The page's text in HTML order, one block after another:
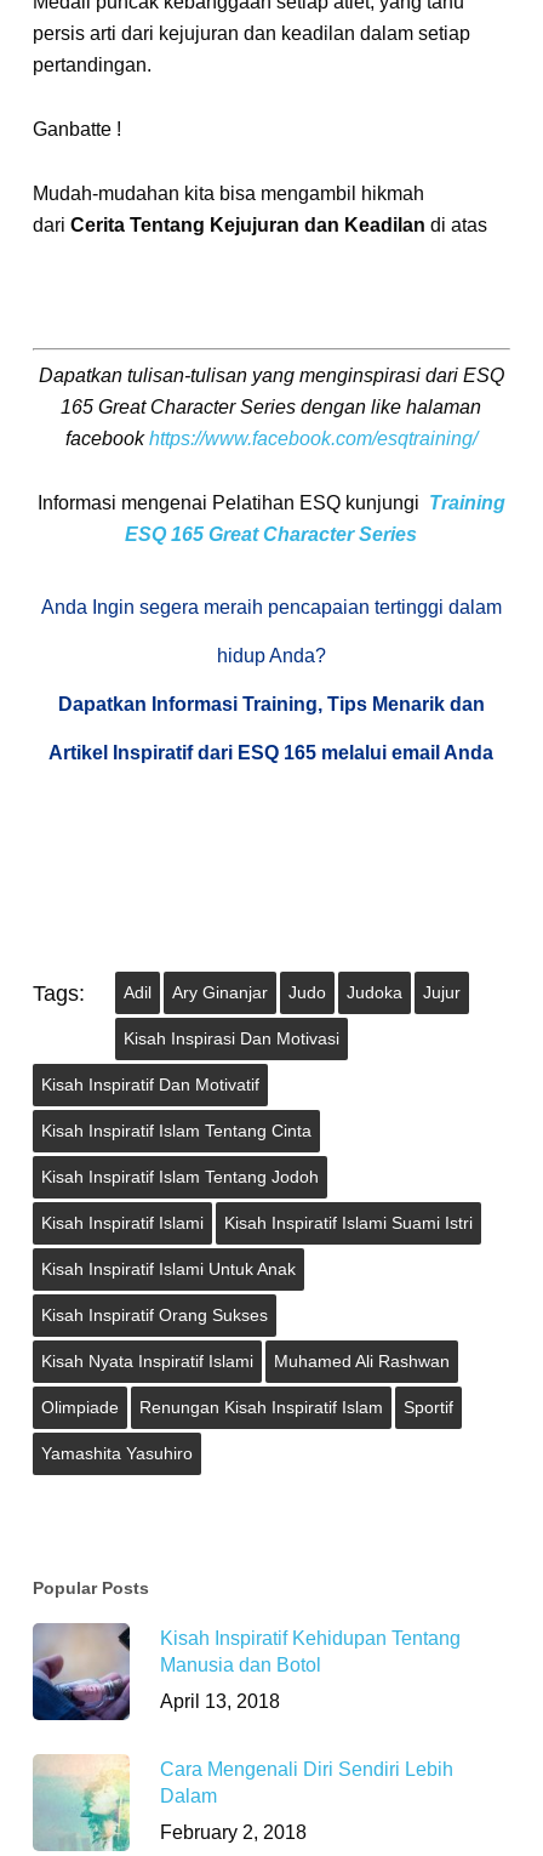
persis arti dari kejujuran dan keadilan dalam setiap
pertandingan.
Ganbatte !
Mudah-mudahan kita bisa mengambil hikmah
dari Cerita Tentang Kejujuran dan Keadilan di atas
Dapatkan tulisan-tulisan yang menginspirasi dari ESQ
165 Great Character Series dengan like halaman
facebookhttps://www.facebook.com/esqtraining/
Informasi mengenai Pelatihan ESQ kunjungi Training
ESQ 165 Great Character Series
Anda Ingin segera meraih pencapaian tertinggi dalam
hidup Anda?
Dapatkan Informasi Training, Tips Menarik dan
Artikel Inspiratif dari ESQ 165 melalui email Anda
Tags: Adil Ary Ginanjar Judo Judoka Jujur
Kisah Inspirasi Dan Motivasi
Kisah Inspiratif Dan Motivatif
Kisah Inspiratif Islam Tentang Cinta
Kisah Inspiratif Islam Tentang Jodoh
Kisah Inspiratif Islami Kisah Inspiratif Islami Suami Istri
Kisah Inspiratif Islami Untuk Anak
Kisah Inspiratif Orang Sukses
Kisah Nyata Inspiratif Islami Muhamed Ali Rashwan
Olimpiade Renungan Kisah Inspiratif Islam Sportif
Yamashita Yasuhiro
Popular Posts
Kisah Inspiratif Kehidupan Tentang
Manusia dan Botol
April 13, 2018
Cara Mengenali Diri Sendiri Lebih
Dalam
February 2, 2018